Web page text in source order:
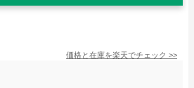
価格と在庫を楽天でチェック >>